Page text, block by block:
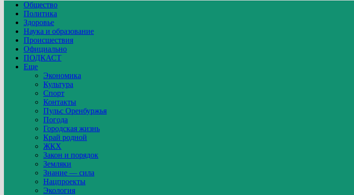
Общество
Политика
Здоровье
Наука и образование
Происшествия
Официально
ПОДКАСТ
Еще
Экономика
Культура
Спорт
Контакты
Пульс Оренбуржья
Погода
Городская жизнь
Край родной
ЖКХ
Закон и порядок
Земляки
Знание — сила
Нацпроекты
Экология